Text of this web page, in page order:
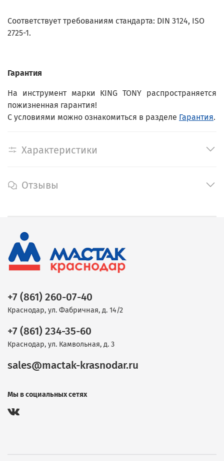
Соответствует требованиям стандарта: DIN 3124, ISO
2725-1.
Гарантия
На инструмент марки KING TONY распространяется
пожизненная гарантия!
С условиями можно ознакомиться в разделе Гарантия.
Характеристики
Отзывы
+7 (861) 260-07-40
Краснодар, ул. Фабричная, д. 14/2
+7 (861) 234-35-60
Краснодар, ул. Камвольная, д. 3
sales@mactak-krasnodar.ru
Мы в социальных сетях